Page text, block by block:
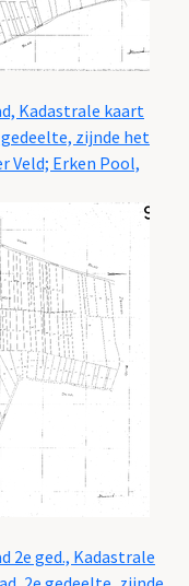
Kadastrale kaart
zijnde het
Veld; Erken Pool,
2e ged., Kadastrale